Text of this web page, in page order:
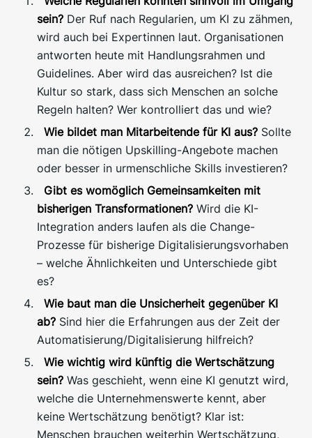
sein? Der Ruf nach Regularien, um KI zu zähmen,
wird auch bei Expertinnen laut. Organisationen
antworten heute mit Handlungsrahmen und
Guidelines. Aber wird das ausreichen? Ist die
Kultur so stark, dass sich Menschen an solche
Regeln halten? Wer kontrolliert das und wie?
Wie bildet man Mitarbeitende für KI aus? Sollte
man die nötigen Upskilling-Angebote machen
oder besser in urmenschliche Skills investieren?
Gibt es womöglich Gemeinsamkeiten mit
bisherigen Transformationen? Wird die KI-
Integration anders laufen als die Change-
Prozesse für bisherige Digitalisierungsvorhaben
– welche Ähnlichkeiten und Unterschiede gibt
es?
Wie baut man die Unsicherheit gegenüber KI
ab? Sind hier die Erfahrungen aus der Zeit der
Automatisierung/Digitalisierung hilfreich?
Wie wichtig wird künftig die Wertschätzung
sein? Was geschieht, wenn eine KI genutzt wird,
welche die Unternehmenswerte kennt, aber
keine Wertschätzung benötigt? Klar ist:
Menschen brauchen weiterhin Wertschätzung,